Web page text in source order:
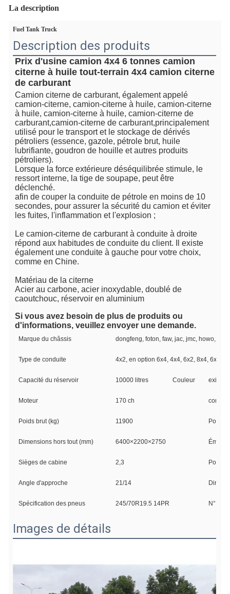
La description
Fuel Tank Truck
Description des produits
Prix d'usine camion 4x4 6 tonnes camion
citerne à huile tout-terrain 4x4 camion citerne
de carburant
Camion citerne de carburant, également appelé
camion-citerne, camion-citerne à huile, camion-citerne
à huile, camion-citerne à huile, camion-citerne de
carburant,camion-citerne de carburant,principalement
utilisé pour le transport et le stockage de dérivés
pétroliers (essence, gazole, pétrole brut, huile
lubrifiante, goudron de houille et autres produits
pétroliers).
Lorsque la force extérieure déséquilibrée stimule, le
ressort interne, la tige de soupape, peut être
déclenché.
afin de couper la conduite de pétrole en moins de 10
secondes, pour assurer la sécurité du camion et éviter
les fuites, l'inflammation et l'explosion ;
Le camion-citerne de carburant à conduite à droite
répond aux habitudes de conduite du client. Il existe
également une conduite à gauche pour votre choix,
comme en Chine.
Matériau de la citerne
Acier au carbone, acier inoxydable, doublé de
caoutchouc, réservoir en aluminium
Si vous avez besoin de plus de produits ou
d'informations, veuillez envoyer une demande.
Marque du châssis dongfeng, foton, faw, jac, jmc, howo,
Type de conduite 4x2, en option 6x4, 4x4, 6x2, 8x4, 6x6
Capacité du réservoir 10000 litres Couleur
Moteur 170 ch
Poids brut (kg) 11900 Poids
Dimensions hors tout (mm) 6400×2200×2750
Sièges de cabine 2,3 Porte-
Angle d'approche 21/14
Spécification des pneus 245/70R19.5 14PR N° de
Images de détails